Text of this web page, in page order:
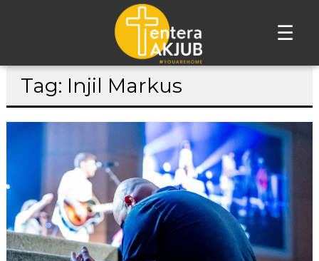
☰
Lompat
Tag: Injil Markus